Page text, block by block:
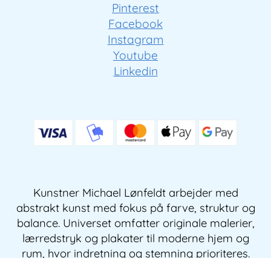
Pinterest
Facebook
Instagram
Youtube
Linkedin
Kunstner Michael Lønfeldt arbejder med
abstrakt kunst med fokus på farve, struktur og
balance. Universet omfatter originale malerier,
lærredstryk og plakater til moderne hjem og
rum, hvor indretning og stemning prioriteres.